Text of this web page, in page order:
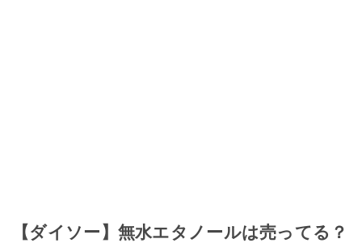
【ダイソー】無水エタノールは売ってる？